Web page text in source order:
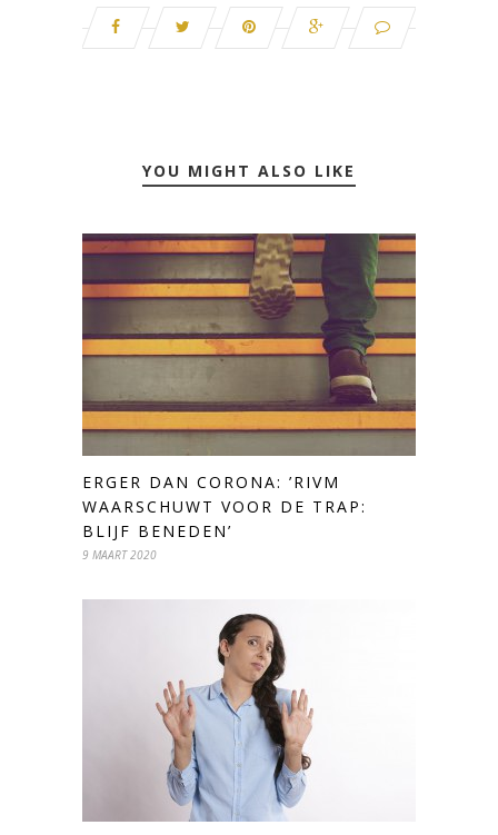
YOU MIGHT ALSO LIKE
ERGER DAN CORONA: ’RIVM
WAARSCHUWT VOOR DE TRAP:
BLIJF BENEDEN’
9 MAART 2020